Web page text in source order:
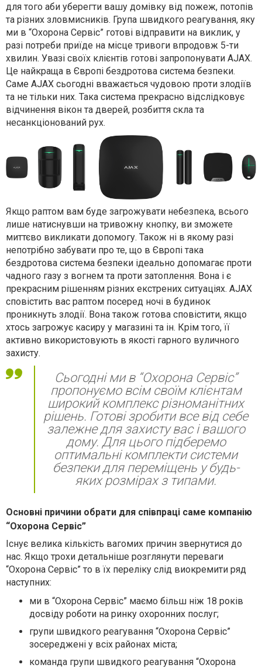
для того аби уберегти вашу домівку від пожеж, потопів
та різних зловмисників. Група швидкого реагування, яку
ми в “Охорона Сервіс” готові відправити на виклик, у
разі потреби приїде на місце тривоги впродовж 5-ти
хвилин. Увазі своїх клієнтів готові запропонувати AJAX.
Це найкраща в Європі бездротова система безпеки.
Саме AJAX сьогодні вважається чудовою проти злодіїв
та не тільки них. Така система прекрасно відслідковує
відчинення вікон та дверей, розбиття скла та
несанкціонований рух.
Якщо раптом вам буде загрожувати небезпека, всього
лише натиснувши на тривожну кнопку, ви зможете
миттєво викликати допомогу. Також ні в якому разі
непотрібно забувати про те, що в Європі така
бездротова система безпеки ідеально допомагає проти
чадного газу з вогнем та проти затоплення. Вона і є
прекрасним рішенням різних екстрених ситуаціях. AJAX
сповістить вас раптом посеред ночі в будинок
проникнуть злодії. Вона також готова сповістити, якщо
хтось загрожує касиру у магазині та ін. Крім того, її
активно використовують в якості гарного вуличного
захисту.
Сьогодні ми в “Охорона Сервіс”
пропонуємо всім своїм клієнтам
широкий комплекс різноманітних
рішень. Готові зробити все від себе
залежне для захисту вас і вашого
дому. Для цього підберемо
оптимальні комплекти системи
безпеки для переміщень у будь-
яких розмірах з типами.
Основні причини обрати для співпраці саме компанію
“Охорона Сервіс”
Існує велика кількість вагомих причин звернутися до
нас. Якщо трохи детальніше розглянути переваги
“Охорона Сервіс” то в їх переліку слід виокремити ряд
наступних:
ми в “Охорона Сервіс” маємо більш ніж 18 років
досвіду роботи на ринку охоронних послуг;
групи швидкого реагування “Охорона Сервіс”
зосереджені у всіх районах міста;
команда групи швидкого реагування “Охорона